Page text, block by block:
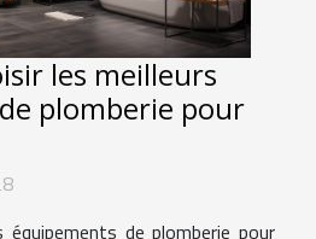
les meilleurs
plomberie pour
équipements de plomberie pour